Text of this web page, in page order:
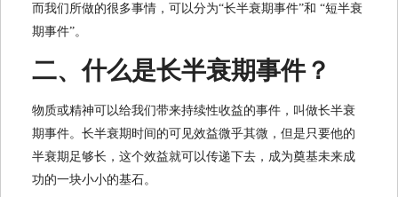
而我们所做的很多事情，可以分为“长半衰期事件”和 “短半衰
期事件”。
二、什么是长半衰期事件？
物质或精神可以给我们带来持续性收益的事件，叫做长半衰
期事件。长半衰期时间的可见效益微乎其微，但是只要他的
半衰期足够长，这个效益就可以传递下去，成为奠基未来成
功的一块小小的基石。